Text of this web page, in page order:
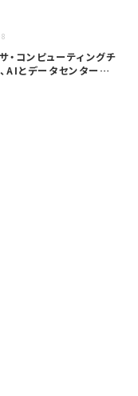
・コンピューティングチ
AIとデータセンター需